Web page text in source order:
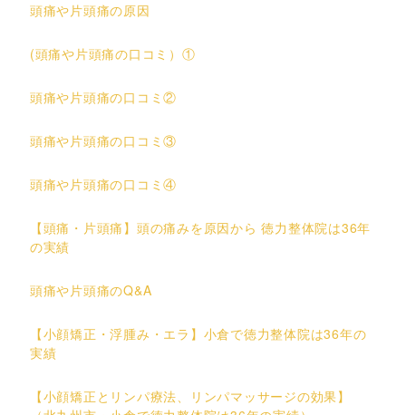
頭痛や片頭痛の原因
(頭痛や片頭痛の口コミ）①
頭痛や片頭痛の口コミ②
頭痛や片頭痛の口コミ③
頭痛や片頭痛の口コミ④
【頭痛・片頭痛】頭の痛みを原因から 徳力整体院は36年
の実績
頭痛や片頭痛のQ&A
【小顔矯正・浮腫み・エラ】小倉で徳力整体院は36年の
実績
【小顔矯正とリンパ療法、リンパマッサージの効果】